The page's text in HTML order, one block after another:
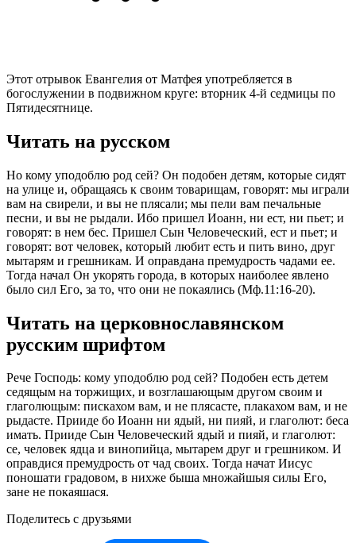
Этот отрывок Евангелия от Матфея употребляется в
богослужении в подвижном круге: вторник 4-й седмицы по
Пятидесятнице.
Читать на русском
Но кому уподоблю род сей? Он подобен детям, которые сидят
на улице и, обращаясь к своим товарищам, говорят: мы играли
вам на свирели, и вы не плясали; мы пели вам печальные
песни, и вы не рыдали. Ибо пришел Иоанн, ни ест, ни пьет; и
говорят: в нем бес. Пришел Сын Человеческий, ест и пьет; и
говорят: вот человек, который любит есть и пить вино, друг
мытарям и грешникам. И оправдана премудрость чадами ее.
Тогда начал Он укорять города, в которых наиболее явлено
было сил Его, за то, что они не покаялись (Мф.11:16-20).
Читать на церковнославянском
русским шрифтом
Рече Господь: кому уподоблю род сей? Подобен есть детем
седящым на торжищих, и возглашающым другом своим и
глаголющым: пискахом вам, и не плясасте, плакахом вам, и не
рыдасте. Прииде бо Иоанн ни ядый, ни пияй, и глаголют: беса
имать. Прииде Сын Человеческий ядый и пияй, и глаголют:
се, человек ядца и винопийца, мытарем друг и грешником. И
оправдися премудрость от чад своих. Тогда начат Иисус
поношати градовом, в нихже быша множайшыя силы Его,
зане не покаяшася.
Поделитесь с друзьями